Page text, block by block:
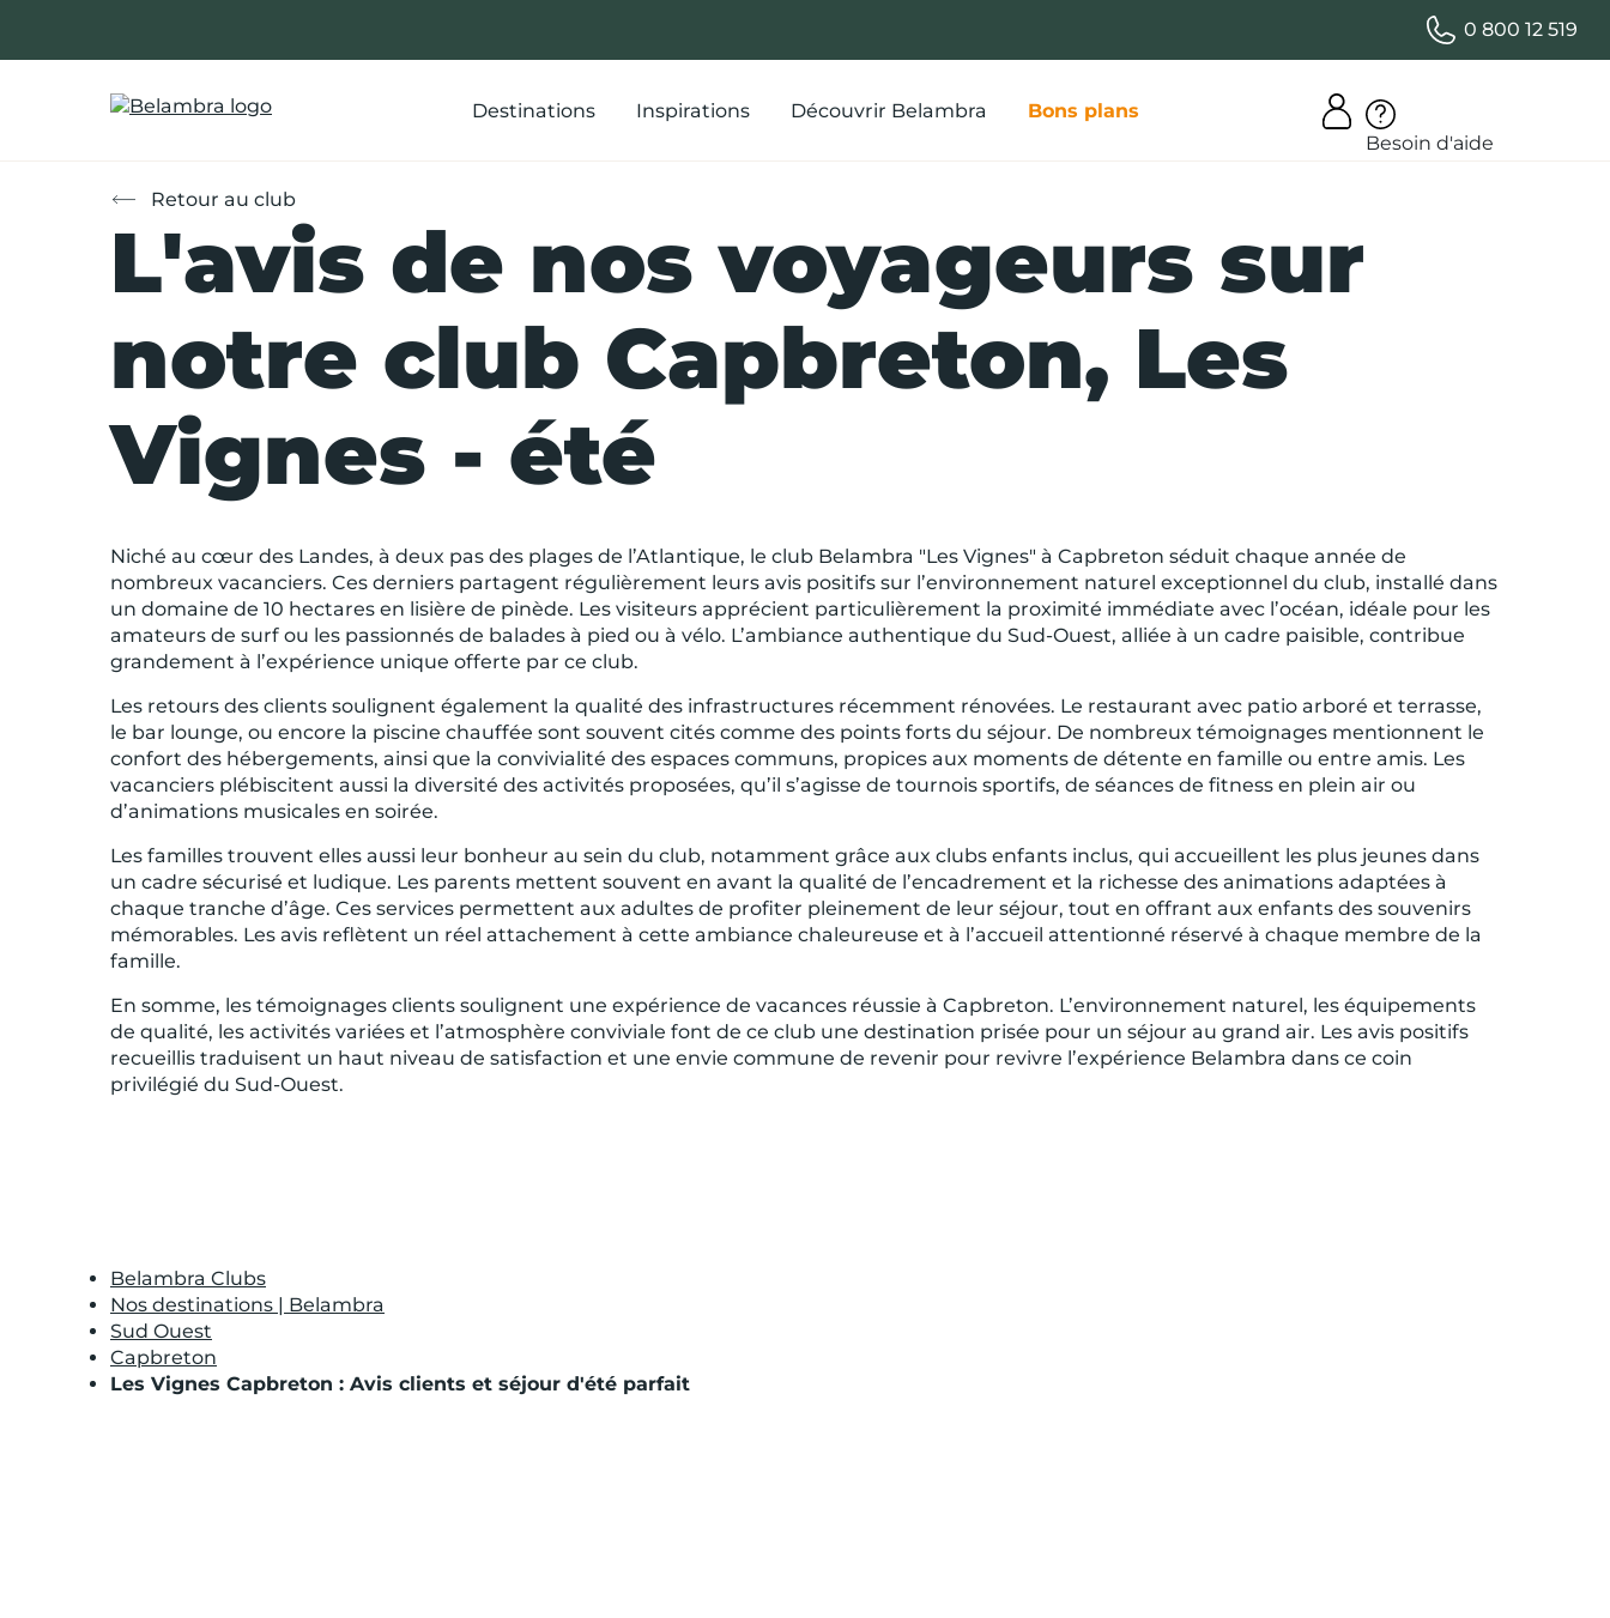
contenu
0 800 12 519
Destinations Inspirations Découvrir Belambra
Bons plans
Besoin d'aide
Retour au club
L'avis de nos voyageurs sur
notre club Capbreton, Les
Vignes - été
Niché au cœur des Landes, à deux pas des plages de l’Atlantique, le club Belambra "Les Vignes" à Capbreton séduit chaque année de
nombreux vacanciers. Ces derniers partagent régulièrement leurs avis positifs sur l’environnement naturel exceptionnel du club, installé dans
un domaine de 10 hectares en lisière de pinède. Les visiteurs apprécient particulièrement la proximité immédiate avec l’océan, idéale pour les
amateurs de surf ou les passionnés de balades à pied ou à vélo. L’ambiance authentique du Sud-Ouest, alliée à un cadre paisible, contribue
grandement à l’expérience unique offerte par ce club.
Les retours des clients soulignent également la qualité des infrastructures récemment rénovées. Le restaurant avec patio arboré et terrasse,
le bar lounge, ou encore la piscine chauffée sont souvent cités comme des points forts du séjour. De nombreux témoignages mentionnent le
confort des hébergements, ainsi que la convivialité des espaces communs, propices aux moments de détente en famille ou entre amis. Les
vacanciers plébiscitent aussi la diversité des activités proposées, qu’il s’agisse de tournois sportifs, de séances de fitness en plein air ou
d’animations musicales en soirée.
Les familles trouvent elles aussi leur bonheur au sein du club, notamment grâce aux clubs enfants inclus, qui accueillent les plus jeunes dans
un cadre sécurisé et ludique. Les parents mettent souvent en avant la qualité de l’encadrement et la richesse des animations adaptées à
chaque tranche d’âge. Ces services permettent aux adultes de profiter pleinement de leur séjour, tout en offrant aux enfants des souvenirs
mémorables. Les avis reflètent un réel attachement à cette ambiance chaleureuse et à l’accueil attentionné réservé à chaque membre de la
famille.
En somme, les témoignages clients soulignent une expérience de vacances réussie à Capbreton. L’environnement naturel, les équipements
de qualité, les activités variées et l’atmosphère conviviale font de ce club une destination prisée pour un séjour au grand air. Les avis positifs
recueillis traduisent un haut niveau de satisfaction et une envie commune de revenir pour revivre l’expérience Belambra dans ce coin
privilégié du Sud-Ouest.
Belambra Clubs
Nos destinations | Belambra
Sud Ouest
Capbreton
Les Vignes Capbreton : Avis clients et séjour d'été parfait